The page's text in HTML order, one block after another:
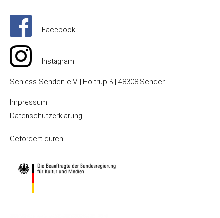
Facebook
Instagram
Schloss Senden e.V. | Holtrup 3 | 48308 Senden
Impressum
Datenschutzerklärung
Gefördert durch: